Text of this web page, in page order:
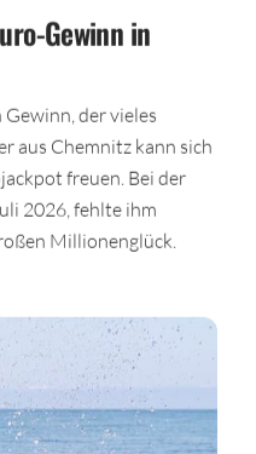
Gewinn in
Gewinn, der vieles
aus Chemnitz kann sich
freuen. Bei der
2026, fehlte ihm
Millionenglück.